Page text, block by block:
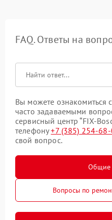
FAQ. Ответы на
Вы можете
часто задаваемыми
сервисный центр “FIX-
телефону+7 (385) 254-
свой вопрос.
Общие
Вопросы по